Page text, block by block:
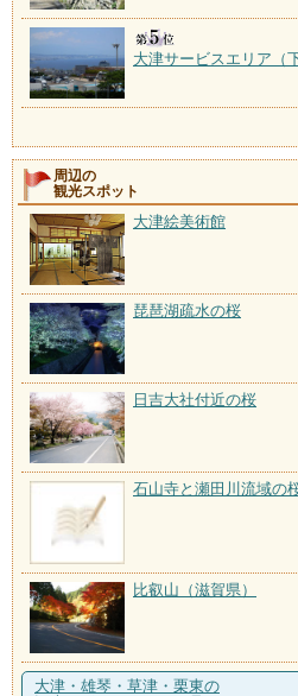
大津サービスエリア（
周辺の
観光スポット
大津絵美術館
琵琶湖疏水の桜
日吉大社付近の桜
石山寺と瀬田川流域の
比叡山（滋賀県）
大津・雄琴・草津・栗東の